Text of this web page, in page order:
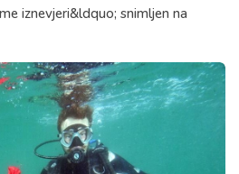
iznevjeri&ldquo; snimljen na